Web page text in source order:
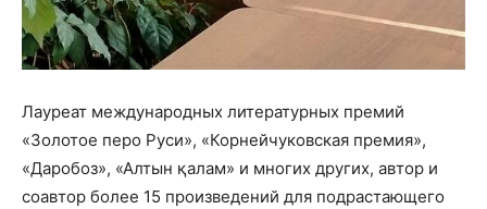
Лауреат международных литературных премий
«Золотое перо Руси», «Корнейчуковская премия»,
«Даробоз», «Алтын қалам» и многих других, автор и
соавтор более 15 произведений для подрастающего